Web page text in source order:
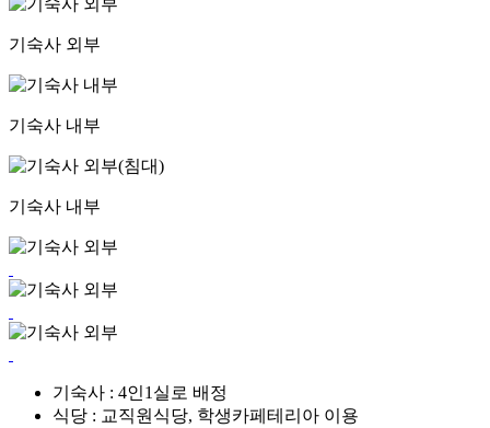
기숙사 외부
기숙사 내부
기숙사 내부
기숙사 : 4인1실로 배정
식당 : 교직원식당, 학생카페테리아 이용